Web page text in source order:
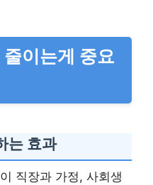
이는게 중요
는 효과
직장과 가정, 사회생